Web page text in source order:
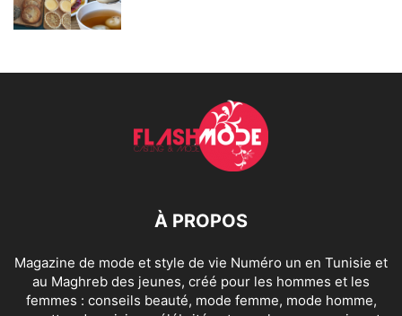
À PROPOS
Magazine de mode et style de vie Numéro un en Tunisie et
au Maghreb des jeunes, créé pour les hommes et les
femmes : conseils beauté, mode femme, mode homme,